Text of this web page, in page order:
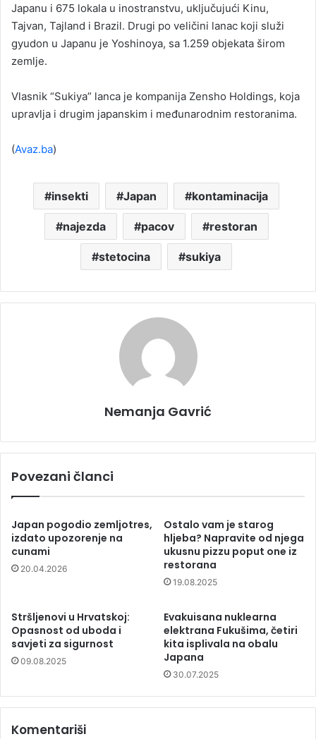
Japanu i 675 lokala u inostranstvu, uključujući Kinu,
Tajvan, Tajland i Brazil. Drugi po veličini lanac koji služi
gyudon u Japanu je Yoshinoya, sa 1.259 objekata širom
zemlje.
Vlasnik “Sukiya” lanca je kompanija Zensho Holdings, koja
upravlja i drugim japanskim i međunarodnim restoranima.
(Avaz.ba)
insekti Japan kontaminacija
najezda pacov restoran
stetocina sukiya
Nemanja Gavrić
Povezani članci
Japan pogodio zemljotres,
izdato upozorenje na
cunami
20.04.2026
Ostalo vam je starog
hljeba? Napravite od njega
ukusnu pizzu poput one iz
restorana
19.08.2025
Stršljenovi u Hrvatskoj:
Opasnost od uboda i
savjeti za sigurnost
09.08.2025
Evakuisana nuklearna
elektrana Fukušima, četiri
kita isplivala na obalu
Japana
30.07.2025
Komentariši